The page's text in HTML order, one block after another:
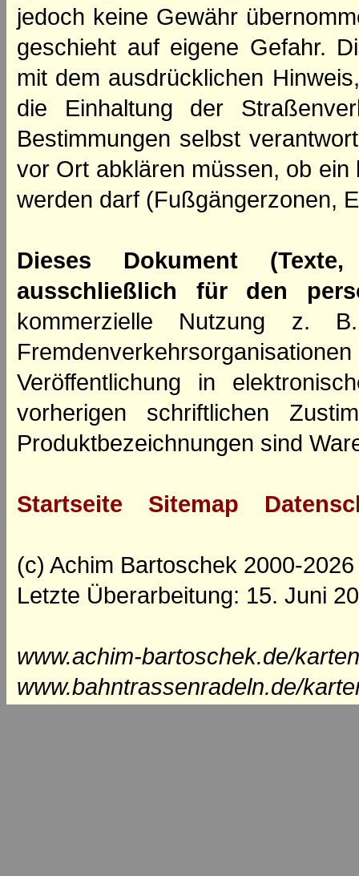
jedoch keine Gewähr
geschieht auf eigene Gefahr.
mit dem ausdrücklichen
die Einhaltung der
Bestimmungen selbst
vor Ort abklären müssen, ob
werden darf (Fußgängerzonen,
Dieses Dokument
ausschließlich für den
kommerzielle Nutzung z.
Veröffentlichung in
vorherigen schriftlichen
Produktbezeichnungen sind
Startseite Sitemap
(c) Achim Bartoschek 2000-2026
Letzte Überarbeitung: 15. Juni
www.achim-bartoschek.de/
www.bahntrassenradeln.de/